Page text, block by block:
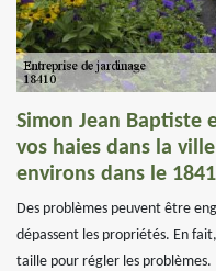
Simon Jean Baptiste
vos haies dans la
environs dans le
Des problèmes peuvent être
dépassent les propriétés. En
taille pour régler les problèmes.